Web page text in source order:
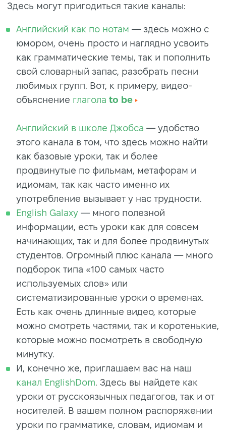
Здесь могут пригодиться такие каналы:
Английский как по нотам — здесь можно с
юмором, очень просто и наглядно усвоить
как грамматические темы, так и пополнить
свой словарный запас, разобрать песни
любимых групп. Вот, к примеру, видео-
объяснение глагола to be
Английский в школе Джобса — удобство
этого канала в том, что здесь можно найти
как базовые уроки, так и более
продвинутые по фильмам, метафорам и
идиомам, так как часто именно их
употребление вызывает у нас трудности.
English Galaxy — много полезной
информации, есть уроки как для совсем
начинающих, так и для более продвинутых
студентов. Огромный плюс канала — много
подборок типа «100 самых часто
используемых слов» или
систематизированные уроки о временах.
Есть как очень длинные видео, которые
можно смотреть частями, так и коротенькие,
которые можно посмотреть в свободную
минутку.
И, конечно же, приглашаем вас на наш
канал EnglishDom. Здесь вы найдете как
уроки от русскоязычных педагогов, так и от
носителей. В вашем полном распоряжении
уроки по грамматике, словам, идиомам и